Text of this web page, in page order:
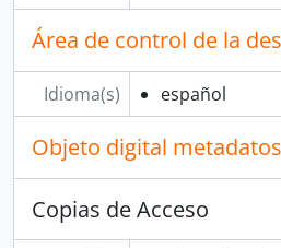
Área de control de la
Idioma(s) español
Objeto digital metadatos
Copias de Acceso